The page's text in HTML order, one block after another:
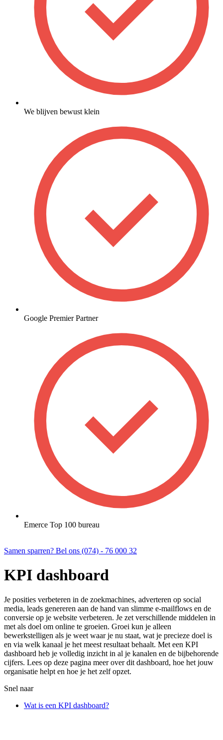
We blijven bewust klein
Google Premier Partner
Emerce Top 100 bureau
Samen sparren? Bel ons (074) - 76 000 32
KPI dashboard
Je posities verbeteren in de zoekmachines, adverteren op social
media, leads genereren aan de hand van slimme e-mailflows en de
conversie op je website verbeteren. Je zet verschillende middelen in
met als doel om online te groeien. Groei kun je alleen
bewerkstelligen als je weet waar je nu staat, wat je precieze doel is
en via welk kanaal je het meest resultaat behaalt. Met een KPI
dashboard heb je volledig inzicht in al je kanalen en de bijbehorende
cijfers. Lees op deze pagina meer over dit dashboard, hoe het jouw
organisatie helpt en hoe je het zelf opzet.
Snel naar
Wat is een KPI dashboard?